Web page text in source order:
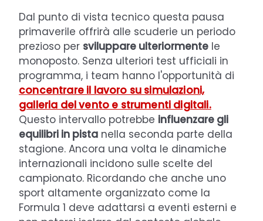
Dal punto di vista tecnico questa pausa
primaverile offrirà alle scuderie un periodo
prezioso per sviluppare ulteriormente le
monoposto. Senza ulteriori test ufficiali in
programma, i team hanno l'opportunità di
concentrare il lavoro su simulazioni,
galleria del vento e strumenti digitali.
Questo intervallo potrebbe influenzare gli
equilibri in pista nella seconda parte della
stagione. Ancora una volta le dinamiche
internazionali incidono sulle scelte del
campionato. Ricordando che anche uno
sport altamente organizzato come la
Formula 1 deve adattarsi a eventi esterni e